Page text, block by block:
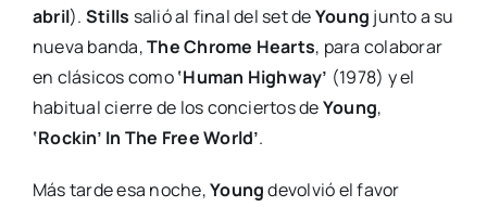
abril). Stills salió al final del set deYoung junto a su
nueva banda,The Chrome Hearts, para colaborar
en clásicos como‘Human Highway’ (1978) y el
habitual cierre de los conciertos deYoung,
‘Rockin’ In The Free World’.
Más tarde esa noche,Youngdevolvió el favor